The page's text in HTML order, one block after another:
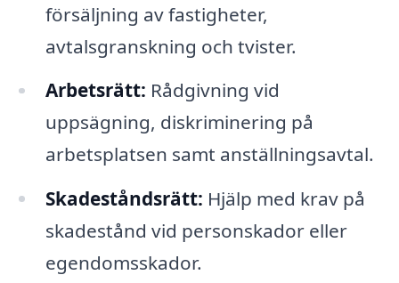
försäljning av fastigheter,
avtalsgranskning och tvister.
Arbetsrätt: Rådgivning vid
uppsägning, diskriminering på
arbetsplatsen samt anställningsavtal.
Skadeståndsrätt: Hjälp med krav på
skadestånd vid personskador eller
egendomsskador.